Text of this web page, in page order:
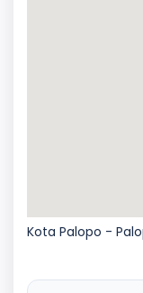
Kota Palopo -